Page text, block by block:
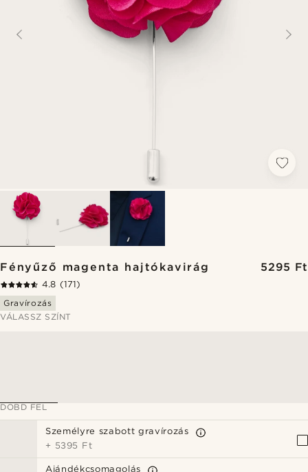
Fényűző magenta hajtókavirág 5295 Ft
4.8 (171)
Gravírozás
VÁLASSZ SZÍNT
DOBD FEL
Személyre szabott gravírozás
+ 5395 Ft
Ajándékcsomagolás